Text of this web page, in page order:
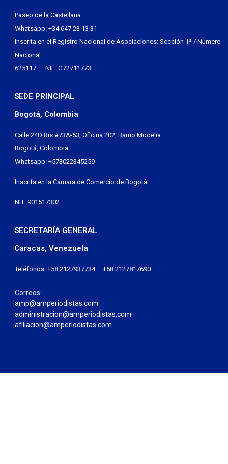
Paseo de la Castellana
Whatsapp: +34 647 23 13 31
Inscrita en el Registro Nacional de Asociaciones: Sección 1ª / Número
Nacional:
625117 – NIF: G72711773
SEDE PRINCIPAL
Bogotá, Colombia
Calle 24D Bis #73A-53, Oficina 202, Barrio Modelia.
Bogotá, Colombia.
Whatsapp: +573022345259
Inscrita en la Cámara de Comercio de Bogotá:
NIT: 901517302
SECRETARÍA GENERAL
Caracas, Venezuela
Teléfonos: +58 2127937734 – +58 2127817690.
Correos:
amp@amperiodistas.com
administracion@amperiodistas.com
afiliacion@amperiodistas.com